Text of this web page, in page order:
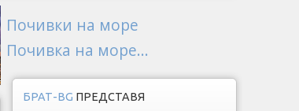
Почивки на море
Почивка на море...
БРАТ-BG ПРЕДСТАВЯ